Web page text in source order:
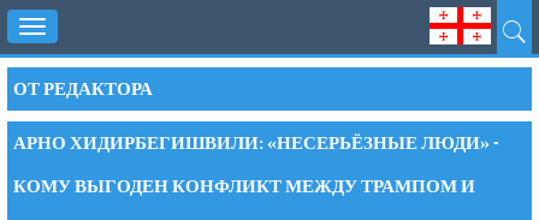
Toggle
navigation
ОТ РЕДАКТОРА
АРНО ХИДИРБЕГИШВИЛИ: «НЕСЕРЬЁЗНЫЕ ЛЮДИ» -
КОМУ ВЫГОДЕН КОНФЛИКТ МЕЖДУ ТРАМПОМ И